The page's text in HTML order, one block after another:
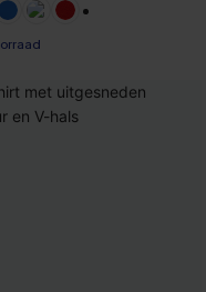
】2 met 10% korting
】2 met 10% korting